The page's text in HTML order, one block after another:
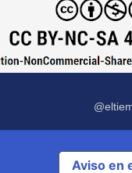
Aviso en